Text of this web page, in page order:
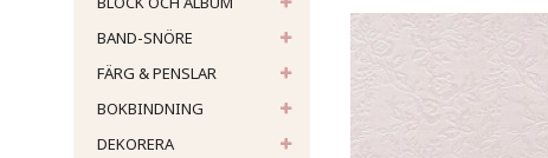
BAND-SNÖRE
FÄRG & PENSLAR
BOKBINDNING
DEKORERA